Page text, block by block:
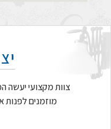
צוות מקצועי יעשה
מוזמנים לפנות